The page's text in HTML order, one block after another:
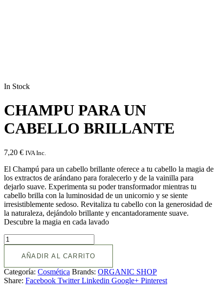
In Stock
CHAMPU PARA UN
CABELLO BRILLANTE
7,20 € IVA Inc.
El Champú para un cabello brillante oferece a tu cabello la magia de
los extractos de arándano para foralecerlo y de la vainilla para
dejarlo suave. Experimenta su poder transformador mientras tu
cabello brilla con la luminosidad de un unicornio y se siente
irresistiblemente sedoso. Revitaliza tu cabello con la generosidad de
la naturaleza, dejándolo brillante y encantadoramente suave.
Descubre la magia en cada lavado
AÑADIR AL CARRITO
Categoría: Cosmética Brands: ORGANIC SHOP
Share: Facebook Twitter Linkedin Google+ Pinterest